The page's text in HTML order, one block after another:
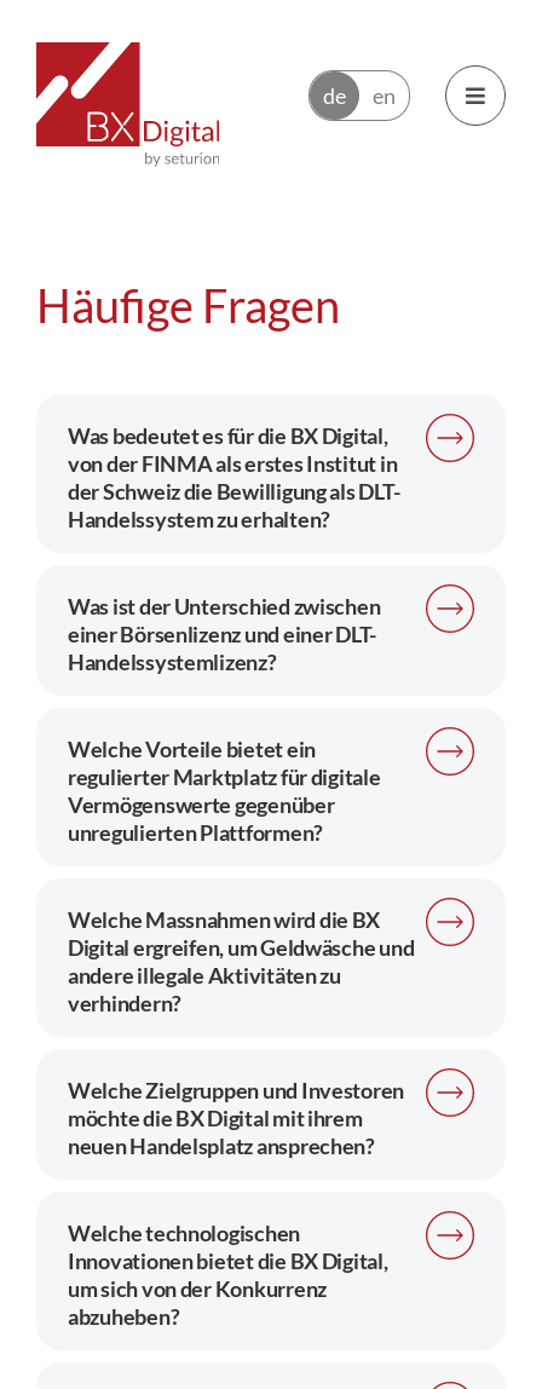
Inhalt
springen
Toggle
Handelsteilnehmer
News
Über BX Digital
FAQs
Kontakt
Häufige Fragen
Was bedeutet es für die BX Digital,
von der FINMA als erstes Institut in
der Schweiz die Bewilligung als DLT-
Handelssystem zu erhalten?
Was ist der Unterschied zwischen
einer Börsenlizenz und einer DLT-
Handelssystemlizenz?
Welche Vorteile bietet ein
regulierter Marktplatz für digitale
Vermögenswerte gegenüber
unregulierten Plattformen?
Welche Massnahmen wird die BX
Digital ergreifen, um Geldwäsche und
andere illegale Aktivitäten zu
verhindern?
Welche Zielgruppen und Investoren
möchte die BX Digital mit ihrem
neuen Handelsplatz ansprechen?
Welche technologischen
Innovationen bietet die BX Digital,
um sich von der Konkurrenz
abzuheben?